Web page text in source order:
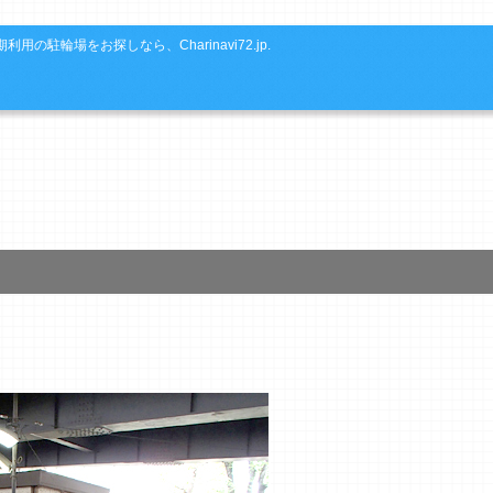
利用の駐輪場をお探しなら、Charinavi72.jp.